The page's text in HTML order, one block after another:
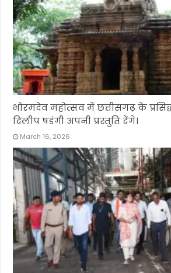
भोरमदेव महोत्सव में छत्तीसगढ़ के
दिलीप षडंगी अपनी प्रस्तुति देंगे।
March 16, 2026